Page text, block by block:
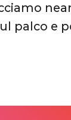
palco e